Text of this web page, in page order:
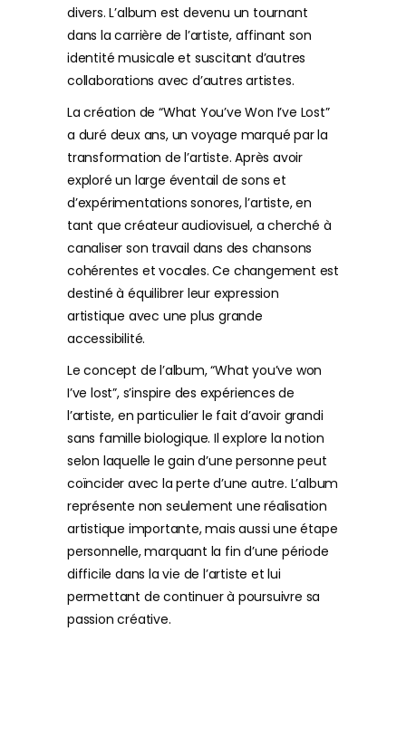
divers. L’album est devenu un tournant
dans la carrière de l’artiste, affinant son
identité musicale et suscitant d’autres
collaborations avec d’autres artistes.
La création de “What You’ve Won I’ve Lost”
a duré deux ans, un voyage marqué par la
transformation de l’artiste. Après avoir
exploré un large éventail de sons et
d’expérimentations sonores, l’artiste, en
tant que créateur audiovisuel, a cherché à
canaliser son travail dans des chansons
cohérentes et vocales. Ce changement est
destiné à équilibrer leur expression
artistique avec une plus grande
accessibilité.
Le concept de l’album, “What you’ve won
I’ve lost”, s’inspire des expériences de
l’artiste, en particulier le fait d’avoir grandi
sans famille biologique. Il explore la notion
selon laquelle le gain d’une personne peut
coïncider avec la perte d’une autre. L’album
représente non seulement une réalisation
artistique importante, mais aussi une étape
personnelle, marquant la fin d’une période
difficile dans la vie de l’artiste et lui
permettant de continuer à poursuivre sa
passion créative.